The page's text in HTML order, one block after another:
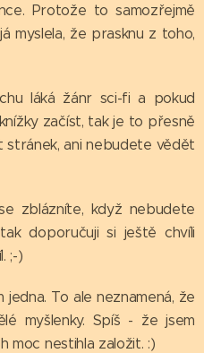
Protože to samozřejmě
myslela, že prasknu z toho,
láká žánr sci-fi a pokud
začíst, tak je to přesně
stránek, ani nebudete vědět
zblázníte, když nebudete
doporučuji si ještě chvíli
;-)
To ale neznamená, že
myšlenky. Spíš - že jsem
moc nestihla založit. :)